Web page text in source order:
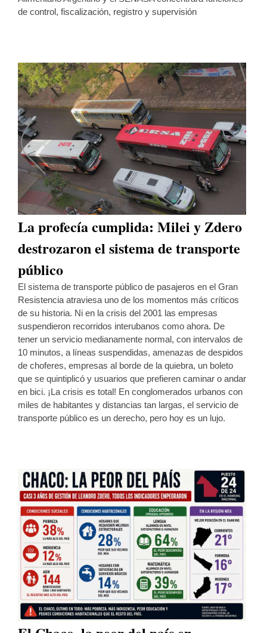
de control, fiscalización, registro y supervisión
La profecía cumplida: Milei y Zdero
destrozaron el sistema de transporte
público
El sistema de transporte público de pasajeros en el Gran
Resistencia atraviesa uno de los momentos más críticos
de su historia. Ni en la crisis del 2001 las empresas
suspendieron recorridos interubanos como ahora. De
tener un servicio medianamente normal, con intervalos de
10 minutos, a líneas suspendidas, amenazas de despidos
de choferes, empresas al borde de la quiebra, un boleto
que se quintiplicó y usuarios que prefieren caminar o andar
en bici. ¡La crisis es total! En conglomerados urbanos con
miles de habitantes y distancias tan largas, el servicio de
transporte público es un derecho, pero hoy es un lujo.